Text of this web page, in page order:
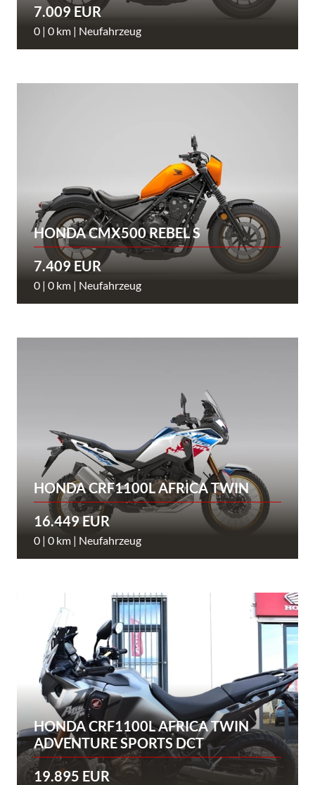
7.009 EUR
0 | 0 km | Neufahrzeug
HONDA CMX500 REBEL S
7.409 EUR
0 | 0 km | Neufahrzeug
HONDA CRF1100L AFRICA TWIN
16.449 EUR
0 | 0 km | Neufahrzeug
HONDA CRF1100L AFRICA TWIN
ADVENTURE SPORTS DCT
19.895 EUR